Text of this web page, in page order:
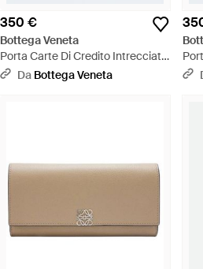
350 €
Bottega Veneta
Porta Carte Di Credito Intrecciato
- Giallo
Da Bottega Veneta
-